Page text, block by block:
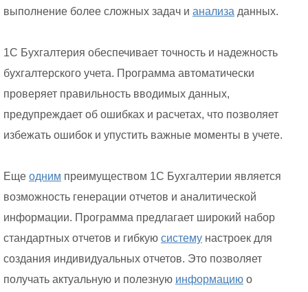
выполнение более сложных задач и анализа данных.
1С Бухгалтерия обеспечивает точность и надежность
бухгалтерского учета. Программа автоматически
проверяет правильность вводимых данных,
предупреждает об ошибках и расчетах, что позволяет
избежать ошибок и упустить важные моменты в учете.
Еще одним преимуществом 1С Бухгалтерии является
возможность генерации отчетов и аналитической
информации. Программа предлагает широкий набор
стандартных отчетов и гибкую систему настроек для
создания индивидуальных отчетов. Это позволяет
получать актуальную и полезную информацию о